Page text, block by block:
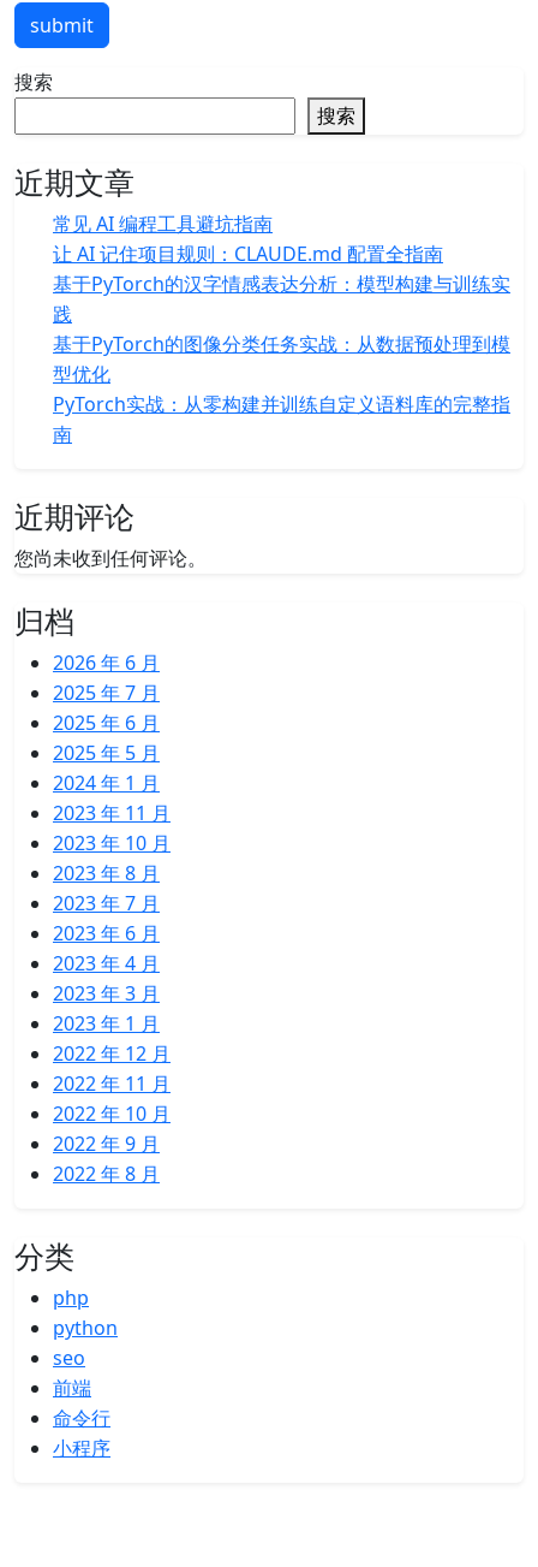
submit
搜索
搜索
近期文章
常见 AI 编程工具避坑指南
让 AI 记住项目规则：CLAUDE.md 配置全指南
基于PyTorch的汉字情感表达分析：模型构建与训练实
践
基于PyTorch的图像分类任务实战：从数据预处理到模
型优化
PyTorch实战：从零构建并训练自定义语料库的完整指
南
近期评论
您尚未收到任何评论。
归档
2026 年 6 月
2025 年 7 月
2025 年 6 月
2025 年 5 月
2024 年 1 月
2023 年 11 月
2023 年 10 月
2023 年 8 月
2023 年 7 月
2023 年 6 月
2023 年 4 月
2023 年 3 月
2023 年 1 月
2022 年 12 月
2022 年 11 月
2022 年 10 月
2022 年 9 月
2022 年 8 月
分类
php
python
seo
前端
命令行
小程序